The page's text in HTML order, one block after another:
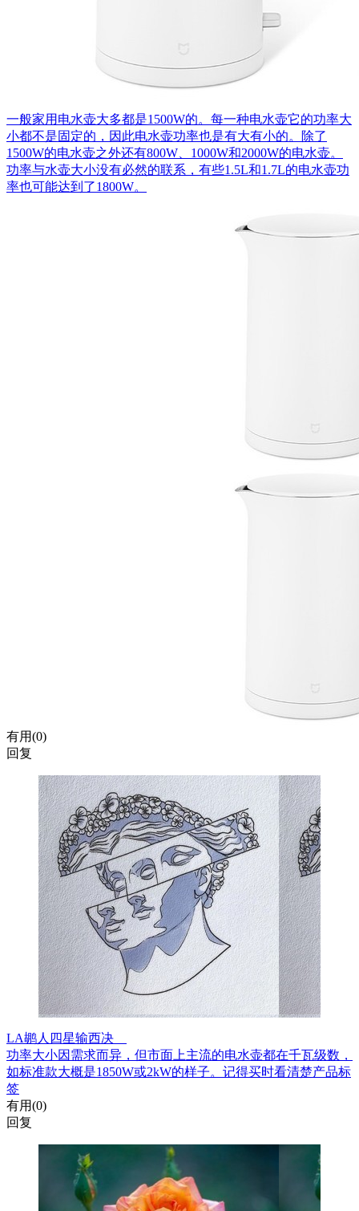
一般家用电水壶大多都是1500W的。每一种电水壶它的功率大
小都不是固定的，因此电水壶功率也是有大有小的。除了
1500W的电水壶之外还有800W、1000W和2000W的电水壶。
功率与水壶大小没有必然的联系，有些1.5L和1.7L的电水壶功
率也可能达到了1800W。
有用(0)
回复
LA鹕人四星输西决
功率大小因需求而异，但市面上主流的电水壶都在千瓦级数，
如标准款大概是1850W或2kW的样子。记得买时看清楚产品标
签
有用(0)
回复